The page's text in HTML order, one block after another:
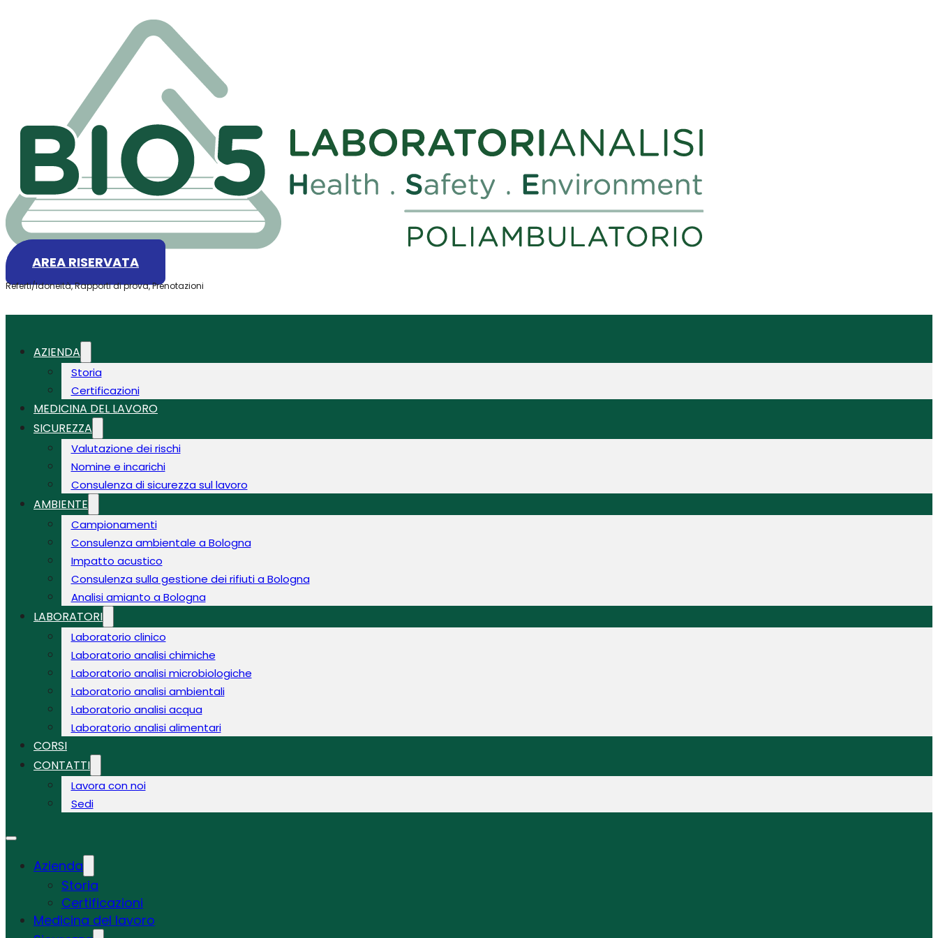
AREA RISERVATA
Referti/Idoneità, Rapporti di prova, Prenotazioni
AZIENDA
Storia
Certificazioni
MEDICINA DEL LAVORO
SICUREZZA
Valutazione dei rischi
Nomine e incarichi
Consulenza di sicurezza sul lavoro
AMBIENTE
Campionamenti
Consulenza ambientale a Bologna
Impatto acustico
Consulenza sulla gestione dei rifiuti a Bologna
Analisi amianto a Bologna
LABORATORI
Laboratorio clinico
Laboratorio analisi chimiche
Laboratorio analisi microbiologiche
Laboratorio analisi ambientali
Laboratorio analisi acqua
Laboratorio analisi alimentari
CORSI
CONTATTI
Lavora con noi
Sedi
Azienda
Storia
Certificazioni
Medicina del lavoro